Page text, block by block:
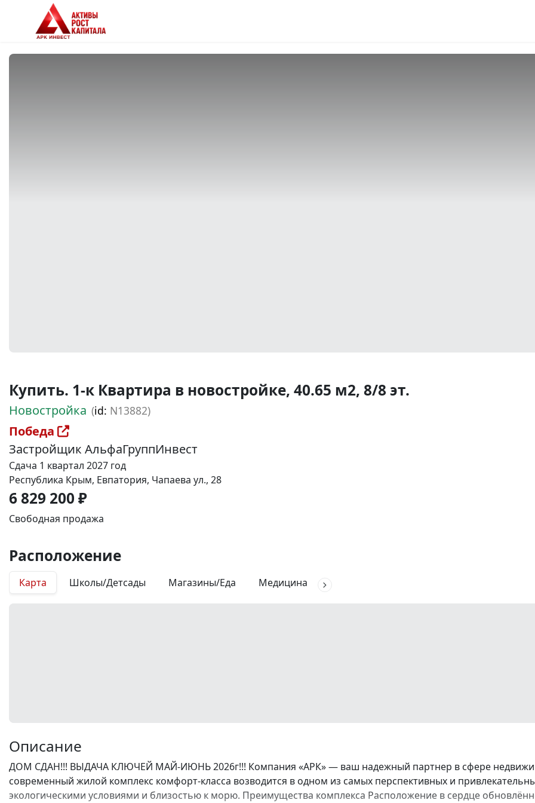
Купить. 1-к Квартира в новостройке, 40.65 м2, 8/8 эт.
Новостройка (id: N13882)
Победа
Застройщик АльфаГруппИнвест
Сдача 1 квартал 2027 год
Республика Крым, Евпатория, Чапаева ул., 28
6 829 200 ₽
Свободная продажа
Расположение
Карта Школы/Детсады Магазины/Еда Медицина
Описание
ДОМ СДАН!!! ВЫДАЧА КЛЮЧЕЙ МАЙ-ИЮНЬ 2026г!!! Компания «АРК» — ваш надежный партнер в сфере
современный жилой комплекс комфорт-класса возводится в одном из самых перспективных и
экологическими условиями и близостью к морю. Преимущества комплекса Расположение в сердце